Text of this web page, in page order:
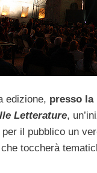
edizione, presso la
Letterature,
il pubblico un
toccherà